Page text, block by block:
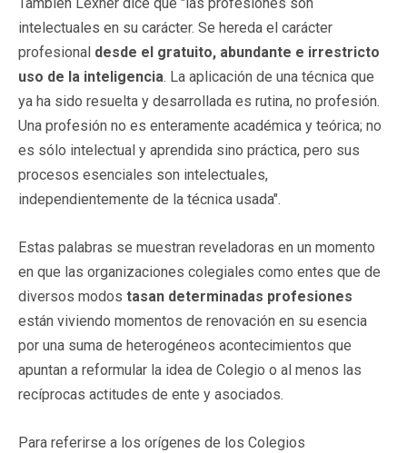
intelectuales en su carácter. Se hereda el carácter
profesional desde el gratuito, abundante e irrestricto
uso de la inteligencia. La aplicación de una técnica que
ya ha sido resuelta y desarrollada es rutina, no profesión.
Una profesión no es enteramente académica y teórica; no
es sólo intelectual y aprendida sino práctica, pero sus
procesos esenciales son intelectuales,
independientemente de la técnica usada".
Estas palabras se muestran reveladoras en un momento
en que las organizaciones colegiales como entes que de
diversos modos tasan determinadas profesiones
están viviendo momentos de renovación en su esencia
por una suma de heterogéneos acontecimientos que
apuntan a reformular la idea de Colegio o al menos las
recíprocas actitudes de ente y asociados.
Para referirse a los orígenes de los Colegios